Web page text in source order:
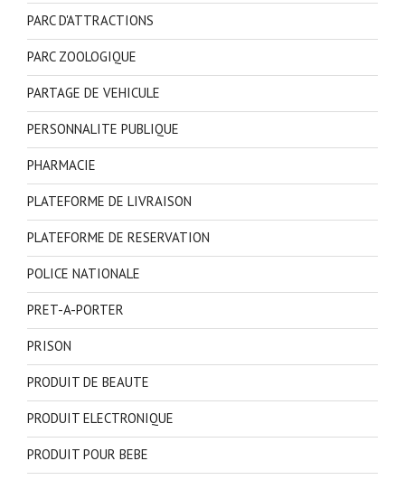
PARC D'ATTRACTIONS
PARC ZOOLOGIQUE
PARTAGE DE VEHICULE
PERSONNALITE PUBLIQUE
PHARMACIE
PLATEFORME DE LIVRAISON
PLATEFORME DE RESERVATION
POLICE NATIONALE
PRET-A-PORTER
PRISON
PRODUIT DE BEAUTE
PRODUIT ELECTRONIQUE
PRODUIT POUR BEBE